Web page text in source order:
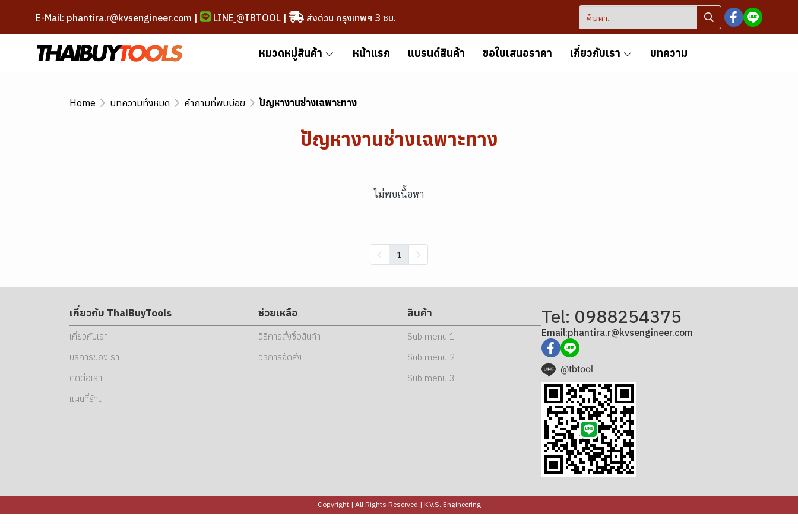
E-Mail: phantira.r@kvsengineer.com | LINE @TBTOOL| ส่งด่วน กรุงเทพฯ 3 ชม.
หมวดหมู่สินค้า หน้าแรก แบรนด์สินค้า ขอใบเสนอราคา เกี่ยวกับเรา บทความ
Home บทความทั้งหมด คำถามที่พบบ่อย ปัญหางานช่างเฉพาะทาง
ปัญหางานช่างเฉพาะทาง
ไม่พบเนื้อหา
1
เกี่ยวกับ ThaiBuyTools
เกี่ยวกับเรา
บริการของเรา
ติดต่อเรา
แผนที่ร้าน
ช่วยเหลือ
วิธีการสั่งซื้อสินค้า
วิธีการจัดส่ง
สินค้า
Sub menu 1
Sub menu 2
Sub menu 3
Tel: 0988254375
Email:phantira.r@kvsengineer.com
@tbtool
Copyright | All Rights Reserved | K.V.S. Engineering